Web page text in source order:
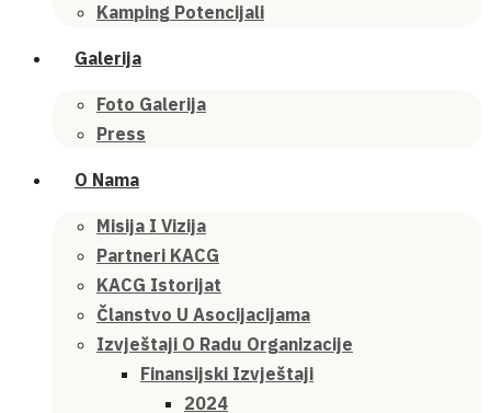
Kamping Potencijali
Galerija
Foto Galerija
Press
O Nama
Misija I Vizija
Partneri KACG
KACG Istorijat
Članstvo U Asocijacijama
Izvještaji O Radu Organizacije
Finansijski Izvještaji
2024